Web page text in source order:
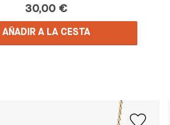
30,00 €
AÑADIR A LA CESTA